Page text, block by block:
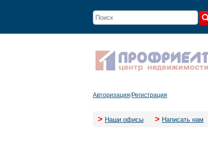
Авторизация/Регистрация
> Наши офисы > Написать нам